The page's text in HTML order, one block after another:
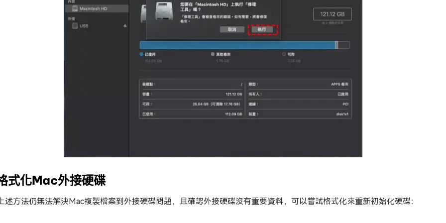
式化Mac外接硬碟
述方法仍無法解決Mac複製檔案到外接硬碟問題，且確認外接硬碟沒有重要資料，可以嘗試格式化來重新初始化硬碟：